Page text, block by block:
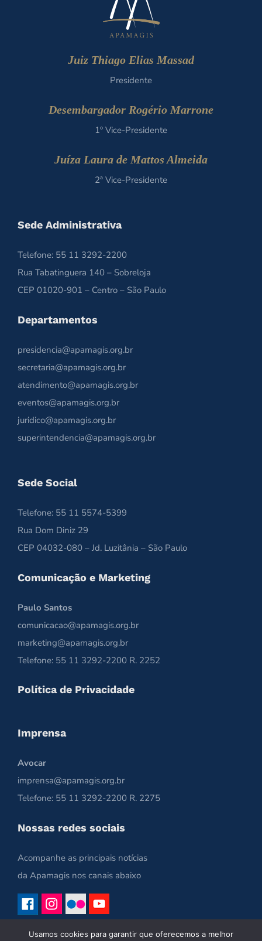
Juiz Thiago Elias Massad
Presidente
Desembargador Rogério Marrone
1º Vice-Presidente
Juíza Laura de Mattos Almeida
2ª Vice-Presidente
Sede Administrativa
Telefone: 55 11 3292-2200
Rua Tabatinguera 140 – Sobreloja
CEP 01020-901 – Centro – São Paulo
Departamentos
presidencia@apamagis.org.br
secretaria@apamagis.org.br
atendimento@apamagis.org.br
eventos@apamagis.org.br
juridico@apamagis.org.br
superintendencia@apamagis.org.br
Sede Social
Telefone: 55 11 5574-5399
Rua Dom Diniz 29
CEP 04032-080 – Jd. Luzitânia – São Paulo
Comunicação e Marketing
Paulo Santos
comunicacao@apamagis.org.br
marketing@apamagis.org.br
Telefone: 55 11 3292-2200 R. 2252
Política de Privacidade
Imprensa
Avocar
imprensa@apamagis.org.br
Telefone: 55 11 3292-2200 R. 2275
Nossas redes sociais
Acompanhe as principais notícias
da Apamagis nos canais abaixo
Usamos cookies para garantir que oferecemos a melhor